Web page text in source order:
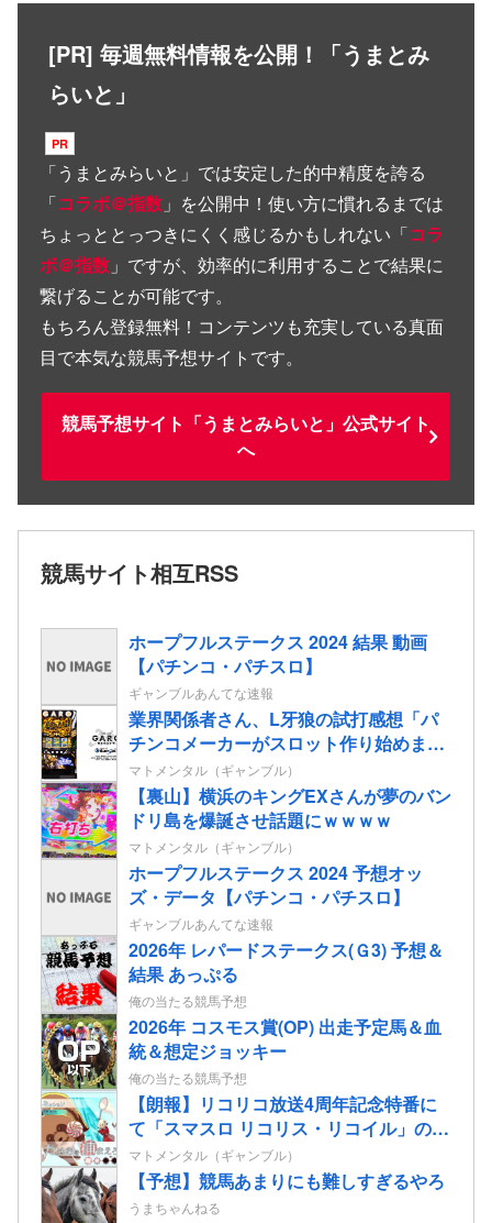
[PR] 毎週無料情報を公開！「うまとみ
らいと」
「うまとみらいと 」では安定した的中精度を誇る
「コラボ＠指数 」を公開中！使い方に慣れるまでは
ちょっととっつきにくく感じるかもしれない「コラ
ボ＠指数 」ですが、効率的に利用することで結果に
繋げることが可能です。
もちろん登録無料！コンテンツも充実している真面
目で本気な競馬予想サイトです。
競馬予想サイト「うまとみらいと」公式サイト
へ
競馬サイト相互RSS
ホープフルステークス 2024 結果 動画
【パチンコ・パチスロ】
ギャンブルあんてな速報
業界関係者さん、L牙狼の試打感想「パ
チンコメーカーがスロット作り始めまし
たって感じが全開の印象」
マトメンタル（ギャンブル）
【裏山】横浜のキングEXさんが夢のバン
ドリ島を爆誕させ話題にｗｗｗｗ
マトメンタル（ギャンブル）
ホープフルステークス 2024 予想オッ
ズ・データ【パチンコ・パチスロ】
ギャンブルあんてな速報
2026年 レパードステークス(Ｇ3) 予想＆
結果 あっぷる
俺の当たる競馬予想
2026年 コスモス賞(OP) 出走予定馬＆血
統＆想定ジョッキー
俺の当たる競馬予想
【朗報】リコリコ放送4周年記念特番に
て「スマスロ リコリス・リコイル」の演
出映像”たぬきを掴まえろ”&”姫蒲を倒
せ！”が公開される
マトメンタル（ギャンブル）
【予想】競馬あまりにも難しすぎるやろ
うまちゃんねる